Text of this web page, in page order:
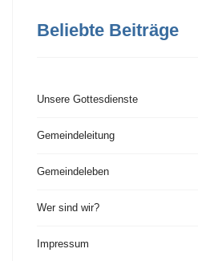
Beliebte Beiträge
Unsere Gottesdienste
Gemeindeleitung
Gemeindeleben
Wer sind wir?
Impressum